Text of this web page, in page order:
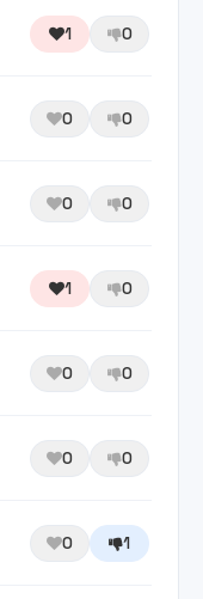
1 0
0 0
0 0
1 0
0 0
0 0
0 1